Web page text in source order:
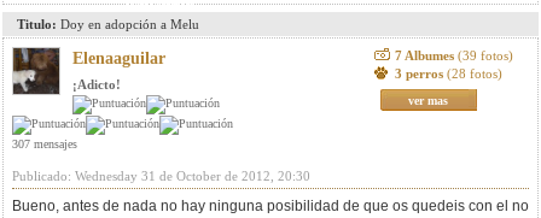
Titulo: Doy en adopción a Melu
Elenaaguilar
¡Adicto!
307 mensajes
7 Albumes (39 fotos)
3 perros (28 fotos)
ver mas
Publicado: Wednesday 31 de October de 2012, 20:30
Bueno, antes de nada no hay ninguna posibilidad de que os quedeis con el no